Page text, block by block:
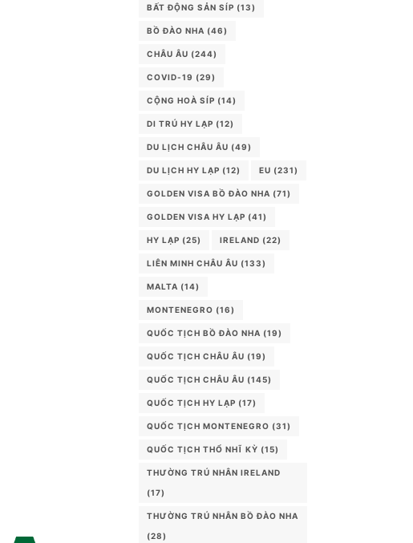
BẤT ĐỘNG SẢN SÍP (13)
BỒ ĐÀO NHA (46)
CHÂU ÂU (244)
COVID-19 (29)
CỘNG HOÀ SÍP (14)
DI TRÚ HY LẠP (12)
DU LỊCH CHÂU ÂU (49)
DU LỊCH HY LẠP (12) EU (231)
GOLDEN VISA BỒ ĐÀO NHA (71)
GOLDEN VISA HY LẠP (41)
HY LẠP (25) IRELAND (22)
LIÊN MINH CHÂU ÂU (133)
MALTA (14)
MONTENEGRO (16)
QUỐC TỊCH BỒ ĐÀO NHA (19)
QUỐC TỊCH CHÂU ÂU (19)
QUỐC TỊCH CHÂU ÂU (145)
QUỐC TỊCH HY LẠP (17)
QUỐC TỊCH MONTENEGRO (31)
QUỐC TỊCH THỔ NHĨ KỲ (15)
THƯỜNG TRÚ NHÂN IRELAND
(17)
THƯỜNG TRÚ NHÂN BỒ ĐÀO NHA
(28)